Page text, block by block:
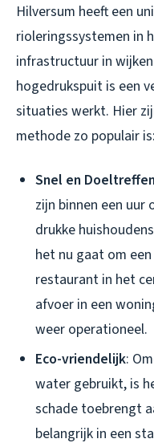
Hilversum heeft een
rioleringssystemen in
infrastructuur in
hogedrukspuit is een
situaties werkt. Hier
methode zo populair is:
Snel en
zijn binnen een
drukke
het nu gaat om
restaurant in het
afvoer in een
weer operationeel.
Eco-vriendelijk:
water gebruikt, is
schade toebrengt
belangrijk in een